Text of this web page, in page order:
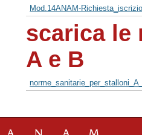
Mod.14ANAM-
scarica le
A e B